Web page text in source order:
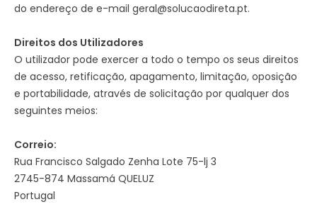
do endereço de e-mail geral@solucaodireta.pt.
Direitos dos Utilizadores
O utilizador pode exercer a todo o tempo os seus direitos
de acesso, retificação, apagamento, limitação, oposição
e portabilidade, através de solicitação por qualquer dos
seguintes meios:
Correio:
Rua Francisco Salgado Zenha Lote 75-lj 3
2745-874 Massamá QUELUZ
Portugal